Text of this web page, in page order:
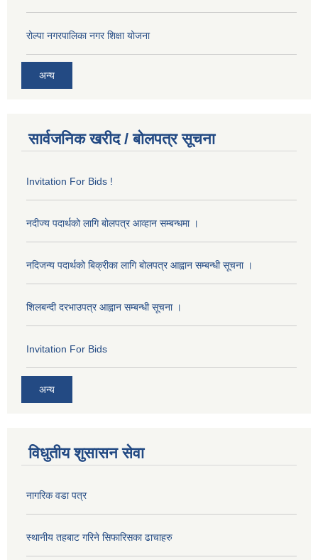
रोल्पा नगरपालिका नगर शिक्षा योजना
अन्य
सार्वजनिक खरीद / बोलपत्र सूचना
Invitation For Bids !
नदीज्य पदार्थको लागि बोलपत्र आव्हान सम्बन्धमा ।
नदिजन्य पदार्थको बिक्रीका लागि बोलपत्र आह्वान सम्बन्धी सूचना ।
शिलबन्दी दरभाउपत्र आह्वान सम्बन्धी सूचना ।
Invitation For Bids
अन्य
विधुतीय शुसासन सेवा
नागरिक वडा पत्र
स्थानीय तहबाट गरिने सिफारिसका ढाचाहरु